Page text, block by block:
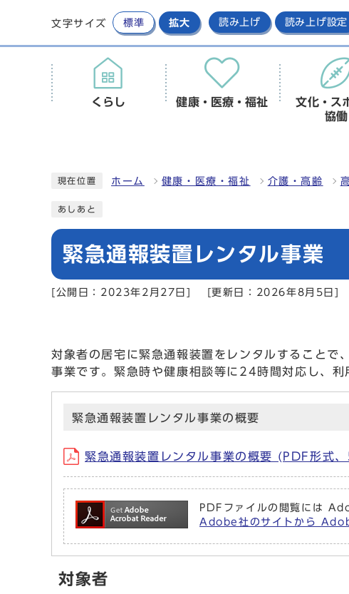
文字サイズ 標準 拡大 読み上げ 読み上げ設定
くらし 健康・医療・福祉
文化・ス
協働
現在位置 ホーム 健康・医療・福祉 介護・高齢
あしあと
緊急通報装置レンタル事業
[公開日：2023年2月27日] [更新日：2026年8月5日]
対象者の居宅に緊急通報装置をレンタルすることで
事業です。緊急時や健康相談等に24時間対応し、利
緊急通報装置レンタル事業の概要
緊急通報装置レンタル事業の概要 (PDF形式
PDFファイルの閲覧には
Adobe社のサイトから
対象者